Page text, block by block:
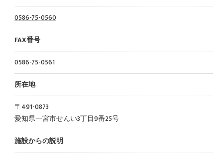
0586-75-0560
FAX番号
0586-75-0561
所在地
〒491-0873
愛知県一宮市せんい3丁目9番25号
施設からの説明